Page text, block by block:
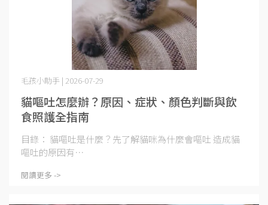
貓嘔吐怎麼辦？原因、症狀、顏色判斷與飲
食照護全指南
毛孩小助手 | 2026-07-29
目錄： 貓嘔吐是什麼？先了解貓咪為什麼會嘔吐 造成貓
嘔吐的原因有⋯
閱讀更多 ->